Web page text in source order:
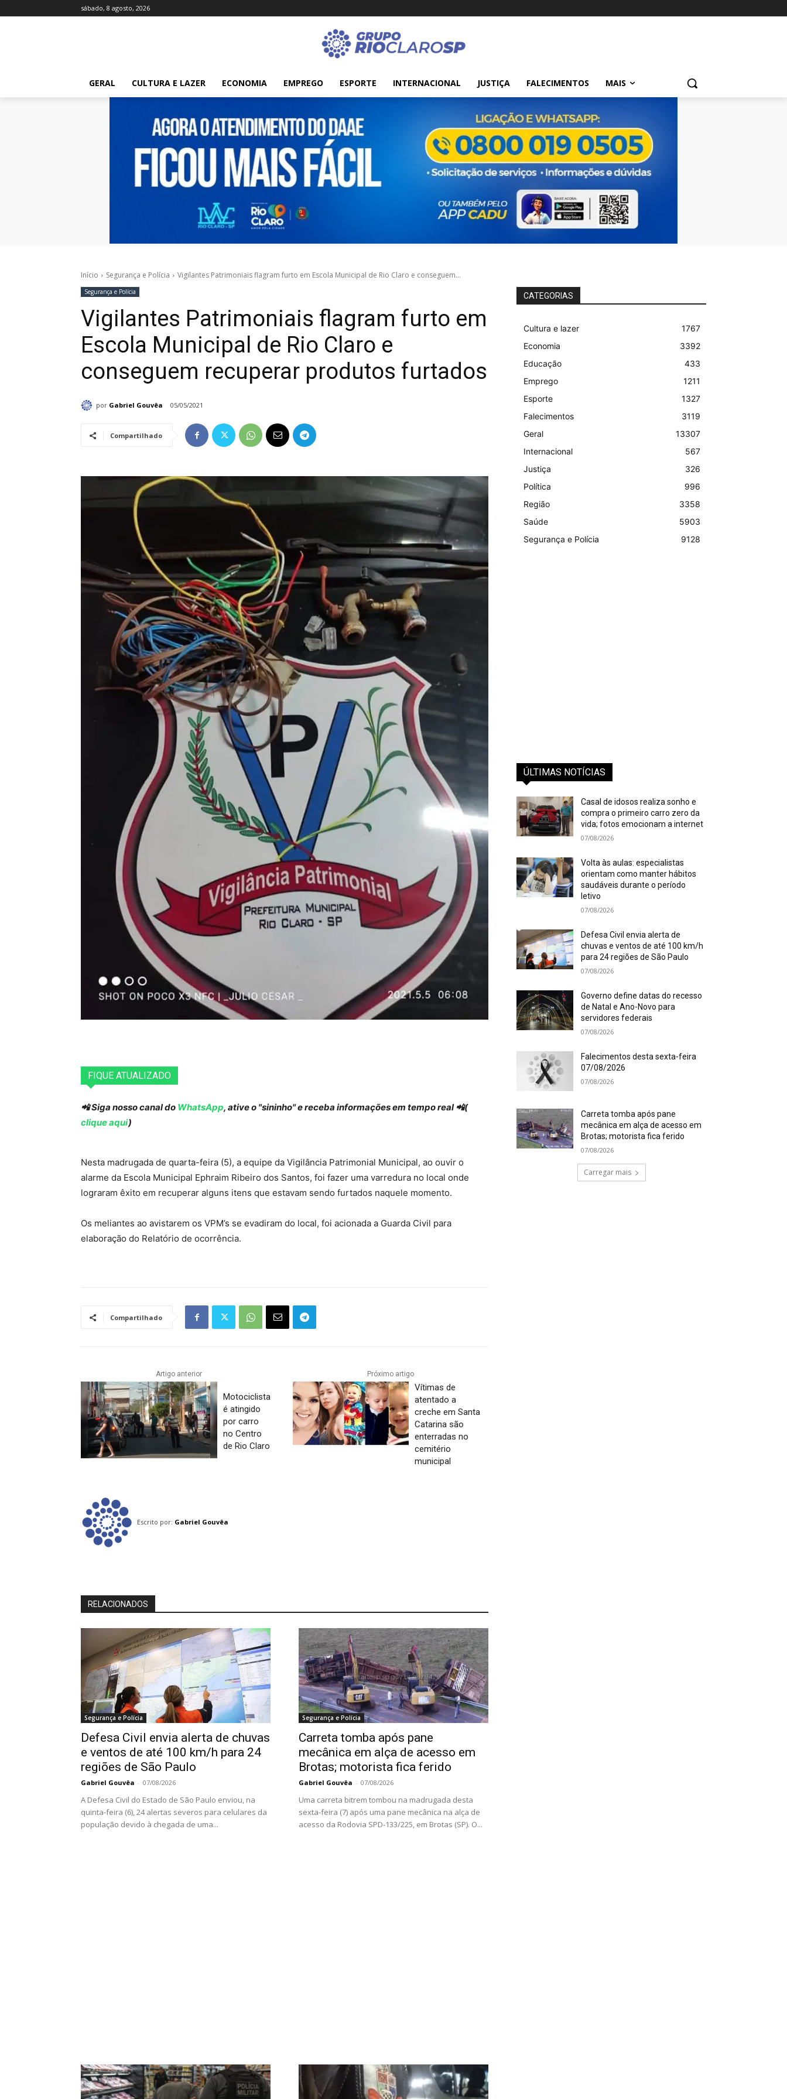
sábado, 8 agosto, 2026
GERAL CULTURA E LAZER ECONOMIA EMPREGO ESPORTE INTERNACIONAL JUSTIÇA FALECIMENTOS MAIS
Início Segurança e Polícia Vigilantes Patrimoniais flagram furto em Escola Municipal de Rio Claro e conseguem...
Segurança e Polícia
Vigilantes Patrimoniais flagram furto em
Escola Municipal de Rio Claro e
conseguem recuperar produtos furtados
por Gabriel Gouvêa 05/05/2021
Compartilhado
FIQUE ATUALIZADO
📲 Siga nosso canal do WhatsApp, ative o "sininho" e receba informações em tempo real 📲(
clique aqui)
Nesta madrugada de quarta-feira (5), a equipe da Vigilância Patrimonial Municipal, ao ouvir o
alarme da Escola Municipal Ephraim Ribeiro dos Santos, foi fazer uma varredura no local onde
lograram êxito em recuperar alguns itens que estavam sendo furtados naquele momento.
Os meliantes ao avistarem os VPM’s se evadiram do local, foi acionada a Guarda Civil para
elaboração do Relatório de ocorrência.
Compartilhado
Artigo anterior
Motociclista
é atingido
por carro
no Centro
de Rio Claro
Próximo artigo
Vítimas de
atentado a
creche em Santa
Catarina são
enterradas no
cemitério
municipal
Escrito por: Gabriel Gouvêa
RELACIONADOS
Segurança e Polícia
Defesa Civil envia alerta de chuvas
e ventos de até 100 km/h para 24
regiões de São Paulo
Gabriel Gouvêa - 07/08/2026
A Defesa Civil do Estado de São Paulo enviou, na
quinta-feira (6), 24 alertas severos para celulares da
população devido à chegada de uma...
Segurança e Polícia
Carreta tomba após pane
mecânica em alça de acesso em
Brotas; motorista fica ferido
Gabriel Gouvêa - 07/08/2026
Uma carreta bitrem tombou na madrugada desta
sexta-feira (7) após uma pane mecânica na alça de
acesso da Rodovia SPD-133/225, em Brotas (SP). O...
CATEGORIAS
Cultura e lazer
1767
Economia
3392
Educação
433
Emprego
1211
Esporte
1327
Falecimentos
3119
Geral
13307
Internacional
567
Justiça
326
Política
996
Região
3358
Saúde
5903
Segurança e Polícia
9128
ÚLTIMAS NOTÍCIAS
Casal de idosos realiza sonho e
compra o primeiro carro zero da
vida; fotos emocionam a internet
07/08/2026
Volta às aulas: especialistas
orientam como manter hábitos
saudáveis durante o período
letivo
07/08/2026
Defesa Civil envia alerta de
chuvas e ventos de até 100 km/h
para 24 regiões de São Paulo
07/08/2026
Governo define datas do recesso
de Natal e Ano-Novo para
servidores federais
07/08/2026
Falecimentos desta sexta-feira
07/08/2026
07/08/2026
Carreta tomba após pane
mecânica em alça de acesso em
Brotas; motorista fica ferido
07/08/2026
Carregar mais